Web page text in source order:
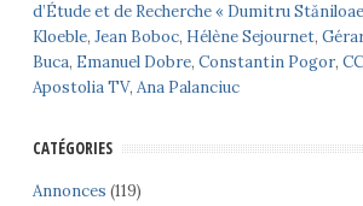
d’Étude et de Recherche « Dumitru Stăniloae
Kloeble, Jean Boboc, Hélène Sejournet,
Buca, Emanuel Dobre, Constantin Pogor,
Apostolia TV, Ana Palanciuc
CATÉGORIES
Annonces (119)